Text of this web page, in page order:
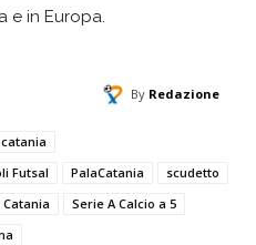
e in Europa.
By Redazione
Futsal PalaCatania
scudetto
Serie A Calcio a 5